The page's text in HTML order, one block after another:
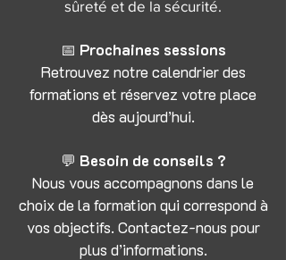
sûreté et de la sécurité.
📅 Prochaines sessions
Retrouvez notre calendrier des
formations et réservez votre place
dès aujourd’hui.
💬 Besoin de conseils ?
Nous vous accompagnons dans le
choix de la formation qui correspond à
vos objectifs. Contactez-nous pour
plus d’informations.